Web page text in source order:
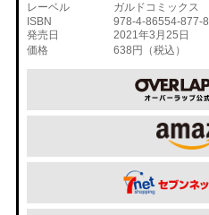
レーベル
ガルドコミックス
ISBN
978-4-86554-877-8
発売日
2021年3月25日
価格
638円（税込）